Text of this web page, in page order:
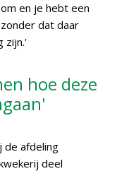
en je hebt een
dat daar
zijn.'
hoe deze
de afdeling
deel